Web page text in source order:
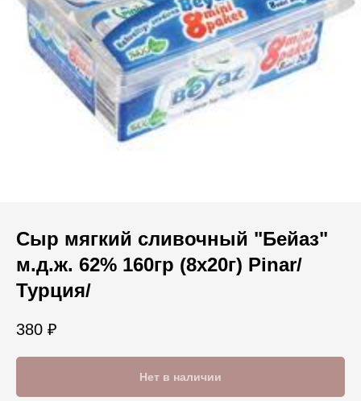
Сыр мягкий сливочный "Бейаз"
м.д.ж. 62% 160гр (8х20г) Pinar/
Турция/
380 ₽
Нет в наличии